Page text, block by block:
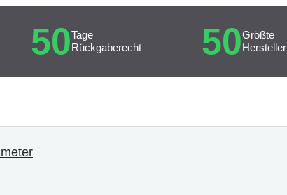
50Tage
Rückgaberecht
50Größte
Hersteller